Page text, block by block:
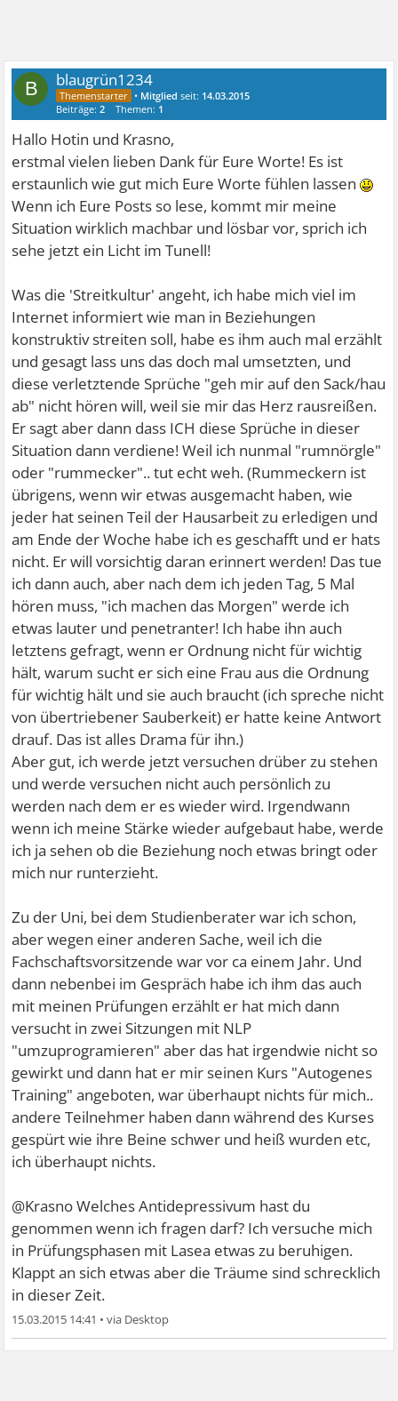
B blaugrün1234
• Mitglied seit: 14.03.2015
Beiträge:2 Themen: 1
Hallo Hotin und Krasno,
erstmal vielen lieben Dank für Eure Worte! Es ist
erstaunlich wie gut mich Eure Worte fühlen lassen
Wenn ich Eure Posts so lese, kommt mir meine
Situation wirklich machbar und lösbar vor, sprich ich
sehe jetzt ein Licht im Tunell!
Was die 'Streitkultur' angeht, ich habe mich viel im
Internet informiert wie man in Beziehungen
konstruktiv streiten soll, habe es ihm auch mal erzählt
und gesagt lass uns das doch mal umsetzten, und
diese verletztende Sprüche "geh mir auf den Sack/hau
ab" nicht hören will, weil sie mir das Herz rausreißen.
Er sagt aber dann dass ICH diese Sprüche in dieser
Situation dann verdiene! Weil ich nunmal "rumnörgle"
oder "rummecker".. tut echt weh. (Rummeckern ist
übrigens, wenn wir etwas ausgemacht haben, wie
jeder hat seinen Teil der Hausarbeit zu erledigen und
am Ende der Woche habe ich es geschafft und er hats
nicht. Er will vorsichtig daran erinnert werden! Das tue
ich dann auch, aber nach dem ich jeden Tag, 5 Mal
hören muss, "ich machen das Morgen" werde ich
etwas lauter und penetranter! Ich habe ihn auch
letztens gefragt, wenn er Ordnung nicht für wichtig
hält, warum sucht er sich eine Frau aus die Ordnung
für wichtig hält und sie auch braucht (ich spreche nicht
von übertriebener Sauberkeit) er hatte keine Antwort
drauf. Das ist alles Drama für ihn.)
Aber gut, ich werde jetzt versuchen drüber zu stehen
und werde versuchen nicht auch persönlich zu
werden nach dem er es wieder wird. Irgendwann
wenn ich meine Stärke wieder aufgebaut habe, werde
ich ja sehen ob die Beziehung noch etwas bringt oder
mich nur runterzieht.
Zu der Uni, bei dem Studienberater war ich schon,
aber wegen einer anderen Sache, weil ich die
Fachschaftsvorsitzende war vor ca einem Jahr. Und
dann nebenbei im Gespräch habe ich ihm das auch
mit meinen Prüfungen erzählt er hat mich dann
versucht in zwei Sitzungen mit NLP
"umzuprogramieren" aber das hat irgendwie nicht so
gewirkt und dann hat er mir seinen Kurs "Autogenes
Training" angeboten, war überhaupt nichts für mich..
andere Teilnehmer haben dann während des Kurses
gespürt wie ihre Beine schwer und heiß wurden etc,
ich überhaupt nichts.
@Krasno Welches Antidepressivum hast du
genommen wenn ich fragen darf? Ich versuche mich
in Prüfungsphasen mit Lasea etwas zu beruhigen.
Klappt an sich etwas aber die Träume sind schrecklich
in dieser Zeit.
15.03.2015 14:41 •